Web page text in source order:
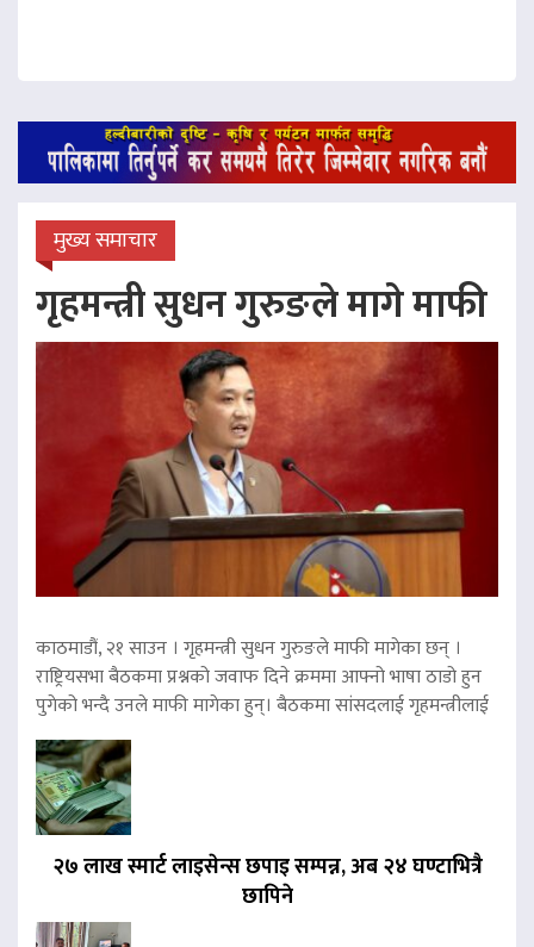
मुख्य समाचार
गृहमन्त्री सुधन गुरुङले मागे माफी
काठमाडौं, २१ साउन । गृहमन्त्री सुधन गुरुङले माफी मागेका छन् ।
राष्ट्रियसभा बैठकमा प्रश्नको जवाफ दिने क्रममा आफ्नो भाषा ठाडो हुन
पुगेको भन्दै उनले माफी मागेका हुन्। बैठकमा सांसदलाई गृहमन्त्रीलाई
२७ लाख स्मार्ट लाइसेन्स छपाइ सम्पन्न, अब २४ घण्टाभित्रै
छापिने